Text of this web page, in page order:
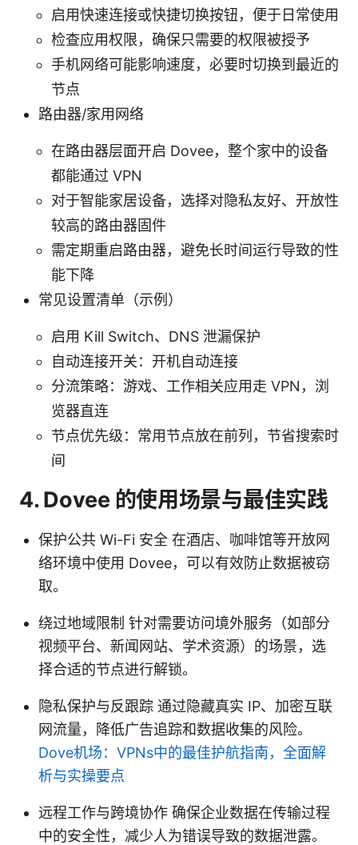
启用快速连接或快捷切换按钮，便于日常使用
检查应用权限，确保只需要的权限被授予
手机网络可能影响速度，必要时切换到最近的
节点
路由器/家用网络
在路由器层面开启 Dovee，整个家中的设备
都能通过 VPN
对于智能家居设备，选择对隐私友好、开放性
较高的路由器固件
需定期重启路由器，避免长时间运行导致的性
能下降
常见设置清单（示例）
启用 Kill Switch、DNS 泄漏保护
自动连接开关：开机自动连接
分流策略：游戏、工作相关应用走 VPN，浏
览器直连
节点优先级：常用节点放在前列，节省搜索时
间
4. Dovee 的使用场景与最佳实践
保护公共 Wi-Fi 安全 在酒店、咖啡馆等开放网
络环境中使用 Dovee，可以有效防止数据被窃
取。
绕过地域限制 针对需要访问境外服务（如部分
视频平台、新闻网站、学术资源）的场景，选
择合适的节点进行解锁。
隐私保护与反跟踪 通过隐藏真实 IP、加密互联
网流量，降低广告追踪和数据收集的风险。
Dove机场：VPNs中的最佳护航指南，全面解
析与实操要点
远程工作与跨境协作 确保企业数据在传输过程
中的安全性，减少人为错误导致的数据泄露。